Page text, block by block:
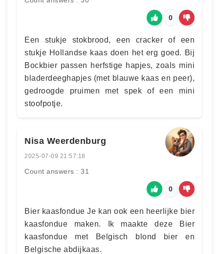
0
Een stukje stokbrood, een cracker of een
stukje Hollandse kaas doen het erg goed. Bij
Bockbier passen herfstige hapjes, zoals mini
bladerdeeghapjes (met blauwe kaas en peer),
gedroogde pruimen met spek of een mini
stoofpotje.
Nisa Weerdenburg
2025-07-09 21:57:18
Count answers : 31
0
Bier kaasfondue Je kan ook een heerlijke bier
kaasfondue maken. Ik maakte deze Bier
kaasfondue met Belgisch blond bier en
Belgische abdijkaas.